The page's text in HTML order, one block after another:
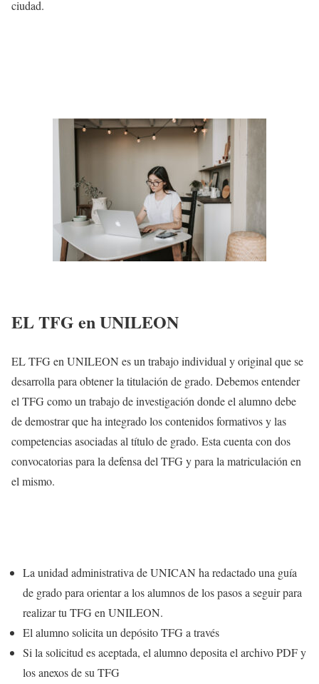
ciudad.
EL TFG en UNILEON
EL TFG en UNILEON es un trabajo individual y original que se
desarrolla para obtener la titulación de grado. Debemos entender
el TFG como un trabajo de investigación donde el alumno debe
de demostrar que ha integrado los contenidos formativos y las
competencias asociadas al título de grado. Esta cuenta con dos
convocatorias para la defensa del TFG y para la matriculación en
el mismo.
La unidad administrativa de UNICAN ha redactado una guía
de grado para orientar a los alumnos de los pasos a seguir para
realizar tu TFG en UNILEON.
El alumno solicita un depósito TFG a través
Si la solicitud es aceptada, el alumno deposita el archivo PDF y
los anexos de su TFG